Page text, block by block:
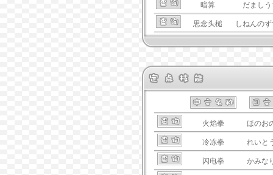
暗算 だまし
思念头槌 しねんの
火焰拳 ほのお
冷冻拳 れいと
闪电拳 かみな